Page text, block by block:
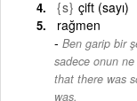
{s} çift (sayı)
rağmen
Ben garip bir
sadece onun
that there was
was.